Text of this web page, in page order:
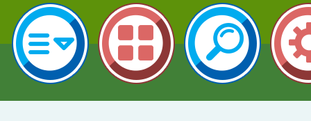
名 指導老師王老師、
園市英語競賽國小朗讀
指導老師林老師
賀！本校參加桃園市中
賽 劉文瑛教師榮獲教
臺灣台語-第二名
賀！本校參與2026世
市賽榮獲科學小創客佳
賀！本校參加桃園市中